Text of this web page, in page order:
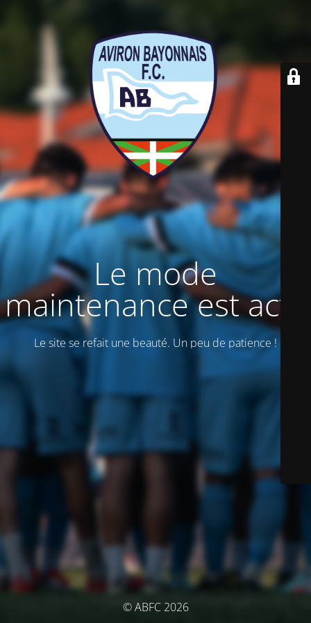
Le mode
maintenance est actif
Le site se refait une beauté. Un peu de patience !
© ABFC 2026